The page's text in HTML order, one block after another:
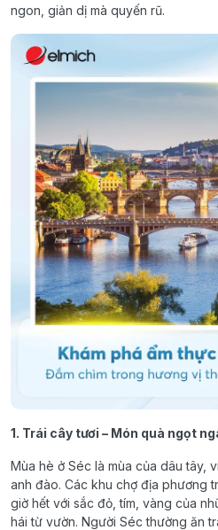
ngon, giản dị mà quyến rũ.
1. Trái cây tươi – Món quà ngọt
Mùa hè ở Séc là mùa của dâu tây,
anh đào. Các khu chợ địa phương
giờ hết với sắc đỏ, tím, vàng của
hái từ vườn. Người Séc thường ăn